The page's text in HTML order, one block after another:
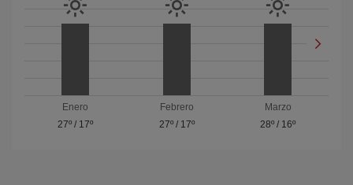
Enero
27º/ 17º
Febrero
27º/ 17º
Marzo
28º / 16º